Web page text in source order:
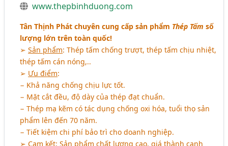
www.thepbinhduong.com
Tân Thịnh Phát chuyên cung cấp sản phẩm Thép Tấm số
lượng lớn trên toàn quốc!
➢Sản phẩm: Thép tấm chống trượt, thép tấm chịu nhiệt,
thép tấm cán nóng,..
➢ Ưu điểm:
− Khả năng chống chịu lực tốt.
− Mặt cắt đều, độ dày của thép đạt chuẩn.
− Thép mạ kẽm có tác dụng chống oxi hóa, tuổi thọ sản
phẩm lên đến 70 năm.
− Tiết kiệm chi phí bảo trì cho doanh nghiệp.
➢Cam kết: Sản phẩm chất lượng cao, giá thành cạnh